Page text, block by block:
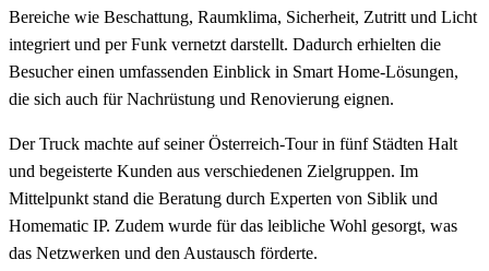
Bereiche wie Beschattung, Raumklima, Sicherheit, Zutritt und Licht
integriert und per Funk vernetzt darstellt. Dadurch erhielten die
Besucher einen umfassenden Einblick in Smart Home-Lösungen,
die sich auch für Nachrüstung und Renovierung eignen.
Der Truck machte auf seiner Österreich-Tour in fünf Städten Halt
und begeisterte Kunden aus verschiedenen Zielgruppen. Im
Mittelpunkt stand die Beratung durch Experten von Siblik und
Homematic IP. Zudem wurde für das leibliche Wohl gesorgt, was
das Netzwerken und den Austausch förderte.